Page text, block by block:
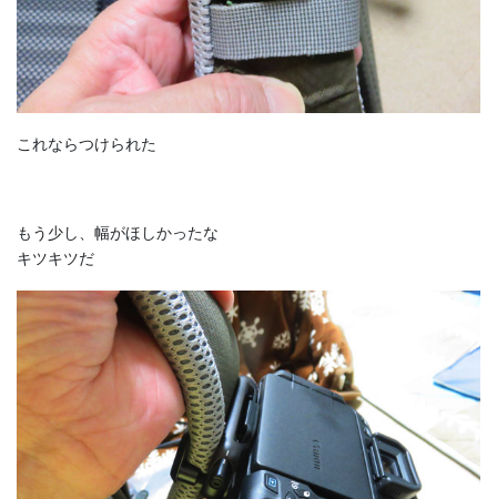
これならつけられた
もう少し、幅がほしかったな
キツキツだ